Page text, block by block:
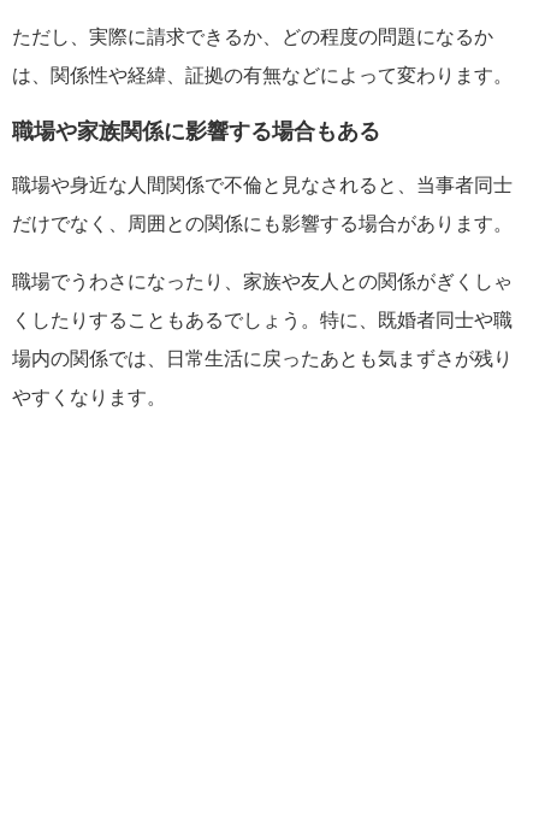
ただし、実際に請求できるか、どの程度の問題になるか
は、関係性や経緯、証拠の有無などによって変わります。
職場や家族関係に影響する場合もある
職場や身近な人間関係で不倫と見なされると、当事者同士
だけでなく、周囲との関係にも影響する場合があります。
職場でうわさになったり、家族や友人との関係がぎくしゃ
くしたりすることもあるでしょう。特に、既婚者同士や職
場内の関係では、日常生活に戻ったあとも気まずさが残り
やすくなります。